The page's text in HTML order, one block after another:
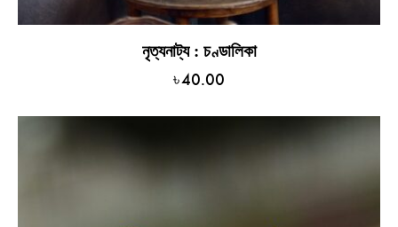
নৃত্যনাট্য : চণ্ডালিকা
৳40.00